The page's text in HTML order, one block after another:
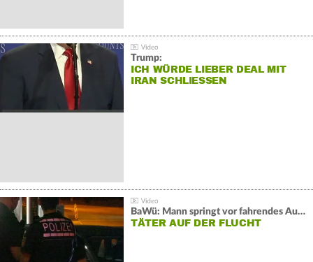
Trump:
ICH WÜRDE LIEBER DEAL MIT
IRAN SCHLIESSEN
BaWü: Mann springt vor fahrendes Auto und schießt
TÄTER AUF DER FLUCHT